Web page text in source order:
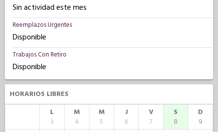
Sin actividad este mes
Reemplazos Urgentes
Disponible
Trabajos Con Retiro
Disponible
HORARIOS LIBRES
L
3
M
4
M
5
J
6
V
7
S
8
D
9